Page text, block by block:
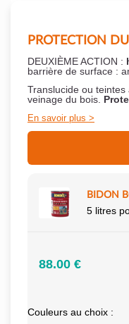
PROTECTION
DEUXIÈME ACTION :
barrière de surface :
Translucide ou
veinage du bois.
En savoir plus
BIDON
5 litres
88.00 €
Couleurs au choix :